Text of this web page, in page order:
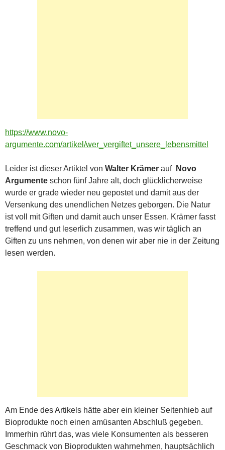
https://www.novo-
argumente.com/artikel/wer_vergiftet_unsere_lebensmittel
Leider ist dieser Artiktel von Walter Krämer auf Novo
Argumente schon fünf Jahre alt, doch glücklicherweise
wurde er grade wieder neu gepostet und damit aus der
Versenkung des unendlichen Netzes geborgen. Die Natur
ist voll mit Giften und damit auch unser Essen. Krämer fasst
treffend und gut leserlich zusammen, was wir täglich an
Giften zu uns nehmen, von denen wir aber nie in der Zeitung
lesen werden.
Am Ende des Artikels hätte aber ein kleiner Seitenhieb auf
Bioprodukte noch einen amüsanten Abschluß gegeben.
Immerhin rührt das, was viele Konsumenten als besseren
Geschmack von Bioprodukten wahrnehmen, hauptsächlich